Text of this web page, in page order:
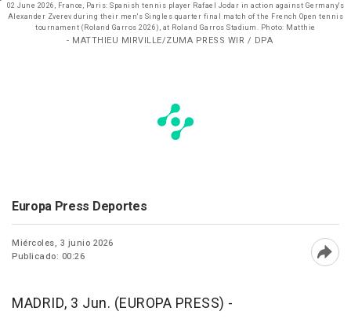
02 June 2026, France, Paris: Spanish tennis player Rafael Jodar in action against Germany's
Alexander Zverev during their men's Singles quarter final match of the French Open tennis
tournament (Roland Garros 2026), at Roland Garros Stadium. Photo: Matthie
- MATTHIEU MIRVILLE/ZUMA PRESS WIR / DPA
Europa Press Deportes
Miércoles, 3 junio 2026
Publicado: 00:26
MADRID, 3 Jun. (EUROPA PRESS) -